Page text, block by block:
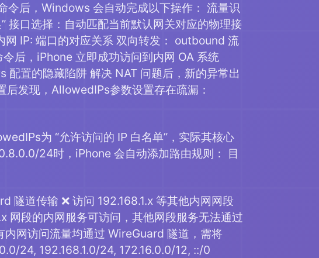
令后，Windows 会自动完成以下操作： 流量识
接口选择：自动匹配当前默认网关对应的物理接
IP: 端口的对应关系 双向转发： outbound 流
后，iPhone 立即成功访问到内网 OA 系统
置的隐藏陷阱 解决 NAT 问题后，新的异常出
发现，AllowedIPs参数设置存在疏漏：
为 “允许访问的 IP 白名单”，实际其核心
24时，iPhone 会自动添加路由规则： 目
隧道传输 ❌ 访问 192.168.1.x 等其他内网网段
段的内网服务可访问，其他网段服务无法通过
网访问流量均通过 WireGuard 隧道，需将
24, 192.168.1.0/24, 172.16.0.0/12, ::/0